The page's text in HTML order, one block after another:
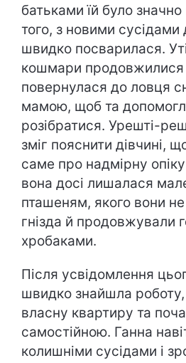
батьками їй було
того, з новими сусідами
швидко посварилася.
кошмари продовжилися
повернулася до ловця
мамою, щоб та
розібратися. Урешті-
зміг пояснити дівчині,
саме про надмірну
вона досі лишалася
пташеням, якого вони
гнізда й продовжували
хробаками.
Після усвідомлення
швидко знайшла
власну квартиру та
самостійною. Ганна
колишніми сусідами і